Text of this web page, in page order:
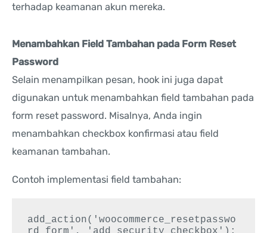
terhadap keamanan akun mereka.
Menambahkan Field Tambahan pada Form Reset
Password
Selain menampilkan pesan, hook ini juga dapat
digunakan untuk menambahkan field tambahan pada
form reset password. Misalnya, Anda ingin
menambahkan checkbox konfirmasi atau field
keamanan tambahan.
Contoh implementasi field tambahan:
add_action('woocommerce_resetpasswo